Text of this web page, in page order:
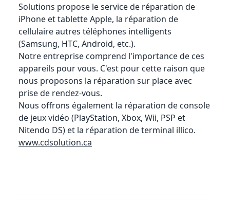
Solutions propose le service de réparation de
iPhone et tablette Apple, la réparation de
cellulaire autres téléphones intelligents
(Samsung, HTC, Android, etc.).
Notre entreprise comprend l'importance de ces
appareils pour vous. C'est pour cette raison que
nous proposons la réparation sur place avec
prise de rendez-vous.
Nous offrons également la réparation de console
de jeux vidéo (PlayStation, Xbox, Wii, PSP et
Nitendo DS) et la réparation de terminal illico.
www.cdsolution.ca